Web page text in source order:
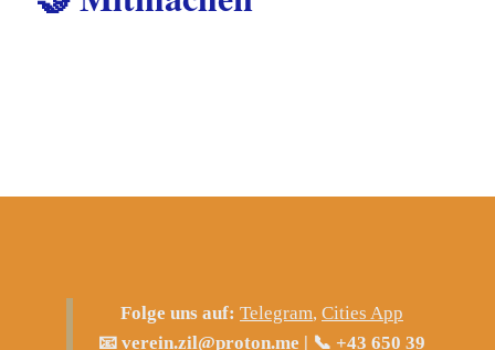
Folge uns auf: Telegram, Cities App
📧 verein.zil@proton.me | 📞 +43 650 39